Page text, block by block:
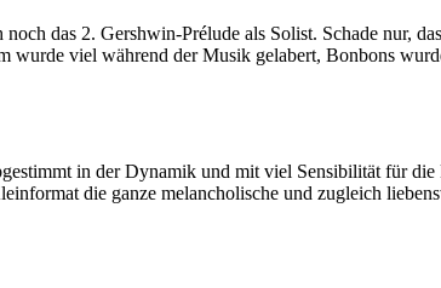
das 2. Gershwin-Prélude als Solist. Schade nur,
viel während der Musik gelabert, Bonbons
in der Dynamik und mit viel Sensibilität für die
die ganze melancholische und zugleich